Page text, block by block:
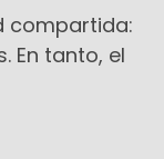
compartida:
En tanto, el